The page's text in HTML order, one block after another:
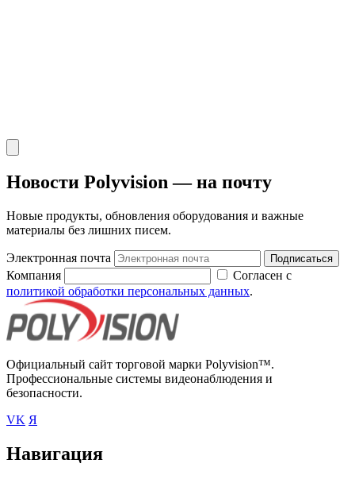
Новости Polyvision — на почту
Новые продукты, обновления оборудования и важные
материалы без лишних писем.
Электронная почта Подписаться
Компания
Согласен с
политикой обработки персональных данных.
Официальный сайт торговой марки Polyvision™.
Профессиональные системы видеонаблюдения и
безопасности.
VK Я
Навигация